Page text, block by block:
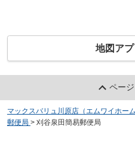
地図アプ
ペー
マックスバリュ川原店（エムワイホーム
郵便局 > 刈谷泉田簡易郵便局